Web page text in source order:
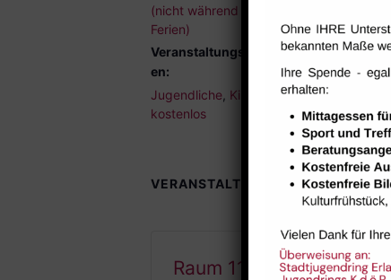
(nicht während der
Ferien)
Veranstaltungskategori
en:
Jugendliche Kinder
kostenlos
VERANSTALTUNGSORTE
Raum 112